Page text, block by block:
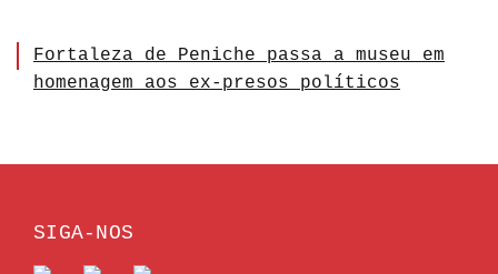
Fortaleza de Peniche passa a museu em
homenagem aos ex-presos políticos
SIGA-NOS